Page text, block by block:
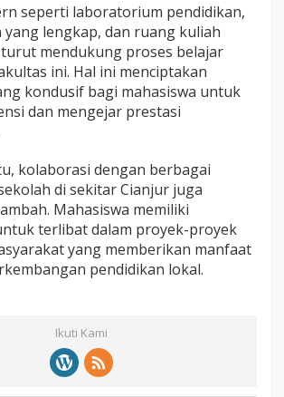
seperti laboratorium pendidikan,
lengkap, dan ruang kuliah
mendukung proses belajar
ini. Hal ini menciptakan
kondusif bagi mahasiswa untuk
dan mengejar prestasi
kolaborasi dengan berbagai
di sekitar Cianjur juga
Mahasiswa memiliki
terlibat dalam proyek-proyek
yang memberikan manfaat
pendidikan lokal.
Ikuti Kami